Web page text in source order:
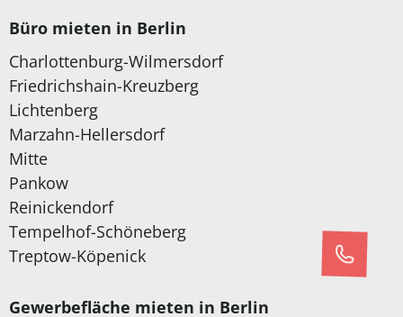
Büro mieten in Berlin
Charlottenburg-Wilmersdorf
Friedrichshain-Kreuzberg
Lichtenberg
Marzahn-Hellersdorf
Mitte
Pankow
Reinickendorf
Tempelhof-Schöneberg
Treptow-Köpenick
Gewerbefläche mieten in Berlin